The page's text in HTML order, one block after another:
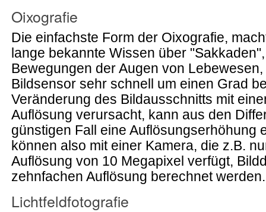
Oixografie
Die einfachste Form der Oixografie,
lange bekannte Wissen über
Bewegungen der Augen von
Bildsensor sehr schnell um einen Grad
Veränderung des Bildausschnitts mit
Auflösung verursacht, kann aus den
günstigen Fall eine Auflösungserhöhung
können also mit einer Kamera, die z.B.
Auflösung von 10 Megapixel verfügt,
zehnfachen Auflösung berechnet werden.
Lichtfeldfotografie